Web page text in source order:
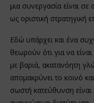
μια συνεργασία είναι σε
ως οριστική στρατηγική
Εδώ υπάρχει και ένα
θεωρούν ότι για να
με βαριά, ακατανόητη
απομακρύνει το κοινό
σωστή κατεύθυνση είναι